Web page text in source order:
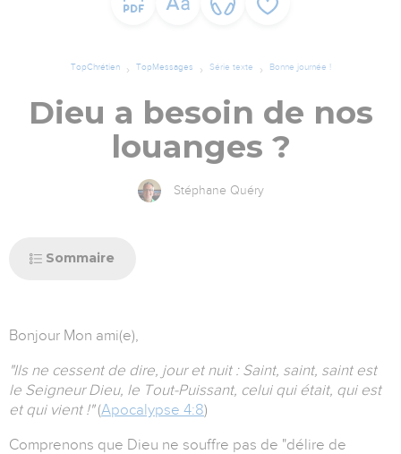
TopChrétien TopMessages Série texte Bonne journée !
Dieu a besoin de nos
louanges ?
Stéphane Quéry
Sommaire
Bonjour Mon ami(e),
"Ils ne cessent de dire, jour et nuit : Saint, saint, saint est
le Seigneur Dieu, le Tout-Puissant, celui qui était, qui est
et qui vient !"(Apocalypse 4:8)
Comprenons que Dieu ne souffre pas de "délire de